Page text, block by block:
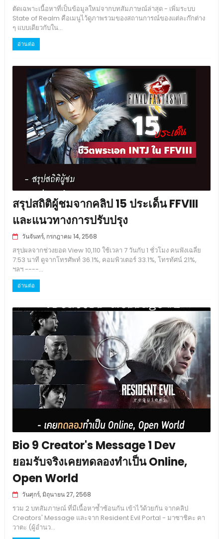
ตัดเฉพาะเนื้อหาที่เป็นข้อมูลใหม่จากบทสัมภาษณ์ล่าสุด - เพิ่มระบบ
State of Realm คือเมนูไว้ดูภาพรวมของสถานการณ์ของแต่ละก๊กต่าง
ๆ แบบเดียวกับใน...
อ่านต่อ
สรุปสถิติผู้ชมจากคลิป 15 ประเด็น FFVIII
และแนวทางการปรับปรุง
วันจันทร์, กรกฎาคม 14, 2568
สรุปผลจากช่วงยอด View 10,110 ใช้เวลา 7 วันกับ 1 ชั่วโมง คนฟังเฉลี่ย
7:53 นาที ดูจากโทรศัพท์ 36.1%, คอมพิวเตอร์ 33.1%, โทรทัศน์ 21%,
ฯลฯ ----...
อ่านต่อ
Bio 9 Creator's Message 1 Dev
ยอมรับจริงเคยทดลองทำเป็น Online,
Open World
วันศุกร์, มิถุนายน 27, 2568
รวม 2 บทสัมภาษณ์ ที่มีเนื้อหาซ้ำซ้อนกัน เข้าไว้ด้วยกัน จากคลิป
Creators' Message และจาก Resident Evil Portal - มาซาชิคะ คา
วาตะ (ผู้อำนว...